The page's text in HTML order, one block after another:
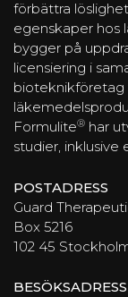
förbättra
egenskaper hos
bygger på
licensiering i
bioteknikföretag
Formulite® har
studier, inklusive
POSTADRESS
Guard
Box 5216
102 45
BESÖKSADRESS